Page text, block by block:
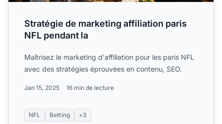
Stratégie de marketing affiliation paris
NFL pendant la
Maîtrisez le marketing d'affiliation pour les paris NFL
avec des stratégies éprouvées en contenu, SEO.
Jan 15, 2025 16 min de lecture
NFL Betting +3